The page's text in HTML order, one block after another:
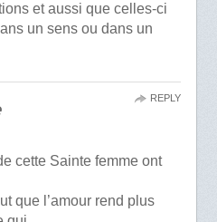
et aussi que celles-ci
un sens ou dans un
cette Sainte femme ont
que l’amour rend plus
REPLY